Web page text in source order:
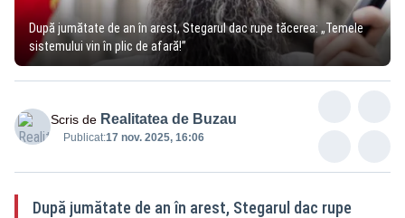
După jumătate de an în arest, Stegarul dac rupe tăcerea: „Temele
sistemului vin în plic de afară!”
Scris de Realitatea de Buzau
Publicat:17 nov. 2025, 16:06
După jumătate de an în arest, Stegarul dac rupe